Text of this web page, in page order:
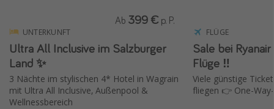
UNTERKUNFT
Ultra All Inclusive im Salzburger
Land ✨
3 Nächte im stylischen 4* Hotel in Wagrain
mit Ultra All Inclusive, Außenpool &
Wellnessbereich
Ab 399 € p. P.
FLÜGE
Sale bei Ryanair ✈️ 15 %
Flüge ‼️
Viele günstige
fliegen 👉 One-